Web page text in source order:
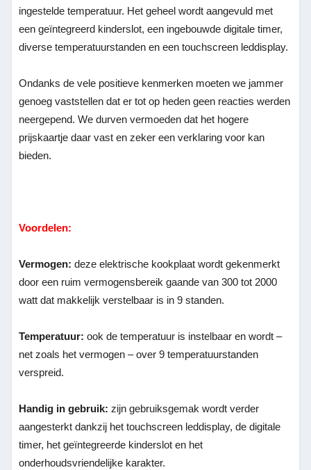
ingestelde temperatuur. Het geheel wordt aangevuld met
een geïntegreerd kinderslot, een ingebouwde digitale timer,
diverse temperatuurstanden en een touchscreen leddisplay.
Ondanks de vele positieve kenmerken moeten we jammer
genoeg vaststellen dat er tot op heden geen reacties werden
neergepend. We durven vermoeden dat het hogere
prijskaartje daar vast en zeker een verklaring voor kan
bieden.
Voordelen:
Vermogen: deze elektrische kookplaat wordt gekenmerkt
door een ruim vermogensbereik gaande van 300 tot 2000
watt dat makkelijk verstelbaar is in 9 standen.
Temperatuur: ook de temperatuur is instelbaar en wordt –
net zoals het vermogen – over 9 temperatuurstanden
verspreid.
Handig in gebruik: zijn gebruiksgemak wordt verder
aangesterkt dankzij het touchscreen leddisplay, de digitale
timer, het geïntegreerde kinderslot en het
onderhoudsvriendelijke karakter.